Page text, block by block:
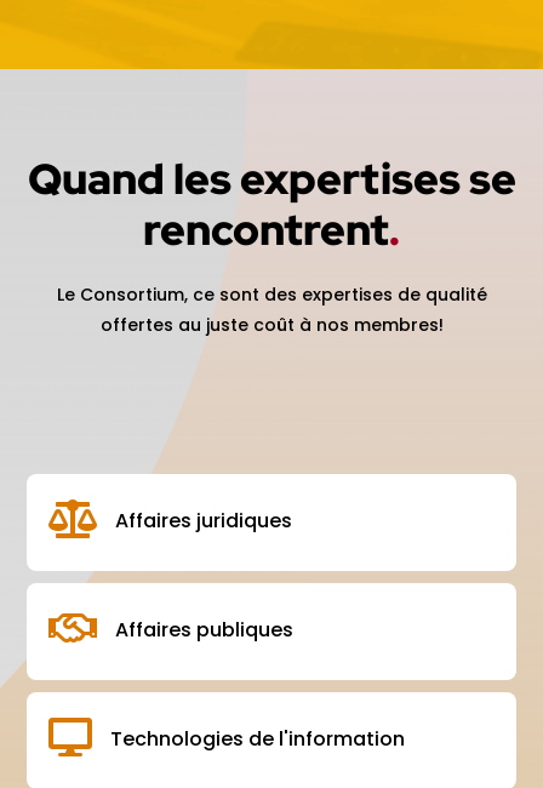
Quand les expertises se
rencontrent.
Le Consortium, ce sont des expertises de qualité
offertes au juste coût à nos membres!
 Affaires juridiques
 Affaires publiques
 Technologies de l'information